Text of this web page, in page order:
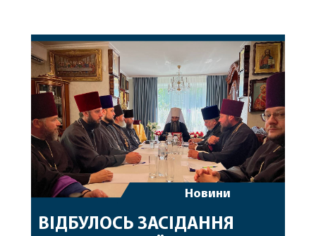
Новини
ВІДБУЛОСЬ ЗАСІДАННЯ